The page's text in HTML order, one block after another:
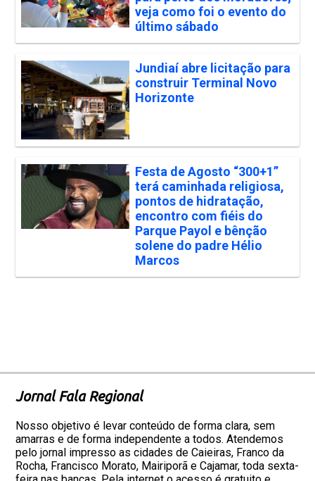
veja como foi o evento do
último sábado
Jundiaí abre licitação para
construir Terminal Novo
Horizonte
Festa de Agosto “300+1”
terá caminhada religiosa,
pontos de hidratação,
encontro com fiéis do
Parque Payol e bênção
solene do padre Hélio
Marcos
Jornal Fala Regional
Nosso objetivo é levar conteúdo de forma clara, sem
amarras e de forma independente a todos. Atendemos
pelo jornal impresso as cidades de Caieiras, Franco da
Rocha, Francisco Morato, Mairiporã e Cajamar, toda sexta-